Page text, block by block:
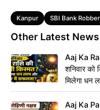
Tags
Kanpur SBI Bank
Other Latest News
Aaj Ka
शनिवार को
मिलेगा धन
Aaj Ka